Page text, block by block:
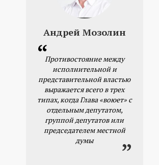
Андрей Мозолин
Противостояние между
исполнительной и
представительной властью
выражается всего в трех
типах, когда Глава «воюет» с
отдельным депутатом,
группой депутатов или
председателем местной
думы